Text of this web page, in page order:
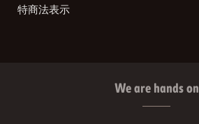
特商法表示
We are hands on